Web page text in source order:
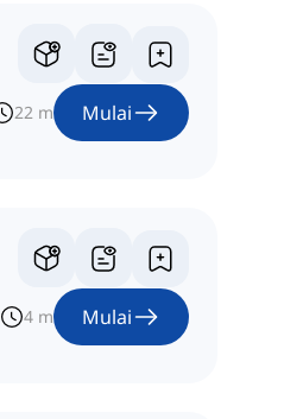
22 m Mulai
4 m Mulai